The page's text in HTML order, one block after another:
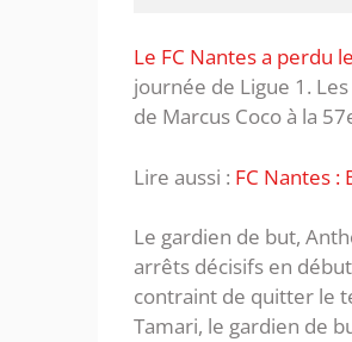
Le FC Nantes a perdu
journée de Ligue 1.
de Marcus Coco à la
Lire aussi : FC Nantes :
Le gardien de but,
arrêts décisifs en
contraint de quitter le
Tamari, le gardien de